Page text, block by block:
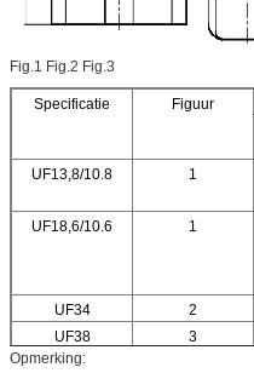
Fig.1 Fig.2 Fig.3
Specificatie
Figuur
UF13,8/10.8 1
UF18,6/10.6
1
UF34
2
UF38
3
Opmerking: